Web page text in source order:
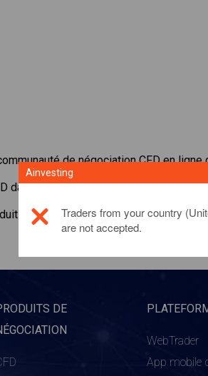
de négociation CFD en
dansBitwise Crypto Industry
d'investissement, veuillezcliquer ici
DE
WebTrader
App mobile
Ainvesting
Traders from your country
are not accepted.